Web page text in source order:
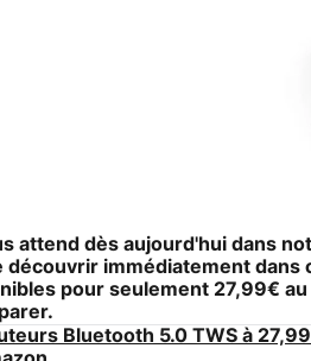
attend dès aujourd'hui dans
découvrir immédiatement dans
pour seulement 27,99€
Bluetooth 5.0 TWS à